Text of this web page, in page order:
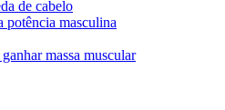
de cabelo
potência masculina
massa muscular